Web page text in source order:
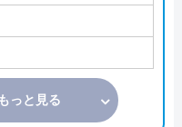
っと見る